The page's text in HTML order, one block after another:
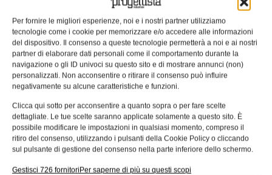
Per fornire le migliori esperienze, noi e i nostri partner utilizziamo
tecnologie come i cookie per memorizzare e/o accedere alle informazioni
del dispositivo. Il consenso a queste tecnologie permetterà a noi e ai nostri
partner di elaborare dati personali come il comportamento durante la
navigazione o gli ID univoci su questo sito e di mostrare annunci (non)
personalizzati. Non acconsentire o ritirare il consenso può influire
negativamente su alcune caratteristiche e funzioni.
Clicca qui sotto per acconsentire a quanto sopra o per fare scelte
dettagliate. Le tue scelte saranno applicate solamente a questo sito. È
possibile modificare le impostazioni in qualsiasi momento, compreso il
ritiro del consenso, utilizzando i pulsanti della Cookie Policy o cliccando
sul pulsante di gestione del consenso nella parte inferiore dello schermo.
Gestisci 726 fornitoriPer saperne di più su questi scopi
SOLIDWORKS Student Edition gratuitamente per i
propri studenti che vogliono utilizzare il software
fuori dalla scuola. Inoltre, le scuole con un
abbonamento a SOLIDWORKS Education
possono diventare Certified SOLIDWORKS
Academic Exam Provider e somministrare l’esame
Certified SOLIDWORKS Associate (CSWA) ai
propri studenti.
A partire da questo mese, grazie a una nuova
iniziativa di SOLIDWORKS Education, tutti i team